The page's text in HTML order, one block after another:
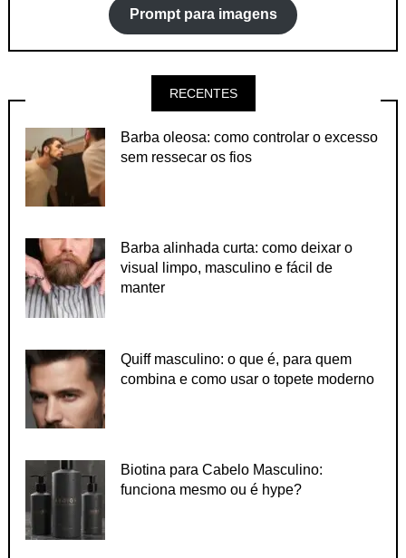
Prompt para imagens
RECENTES
Barba oleosa: como controlar o excesso
sem ressecar os fios
Barba alinhada curta: como deixar o
visual limpo, masculino e fácil de
manter
Quiff masculino: o que é, para quem
combina e como usar o topete moderno
Biotina para Cabelo Masculino:
funciona mesmo ou é hype?